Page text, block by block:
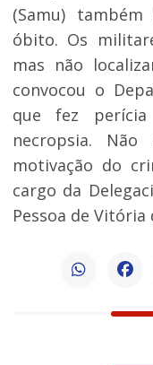
(Samu)
óbito. Os
mas não
convocou o
que fez
necropsia.
motivação do
cargo da
Pessoa de Vitória